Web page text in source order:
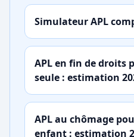
Simulateur APL
APL en fin de droits
seule : estimation
APL au chômage
enfant : estimation